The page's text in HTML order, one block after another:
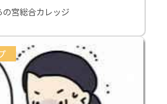
宮総合カレッジ